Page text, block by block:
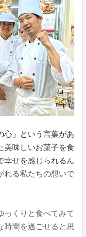
心」という言葉があ
美味しいお菓子を食
幸せを感じられるん
れる私たちの想いで
っくりと食べてみて
時間を過ごせると思